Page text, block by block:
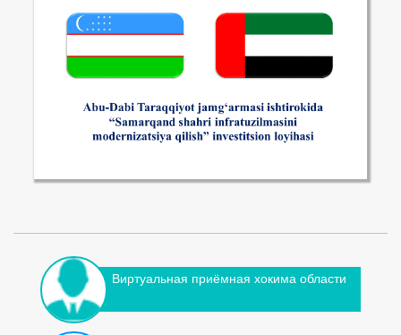
Виртуальная приёмная хокима области